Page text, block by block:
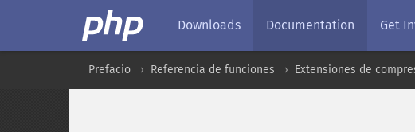
Downloads Documentation Get
Prefacio Referencia de funciones Extensiones de